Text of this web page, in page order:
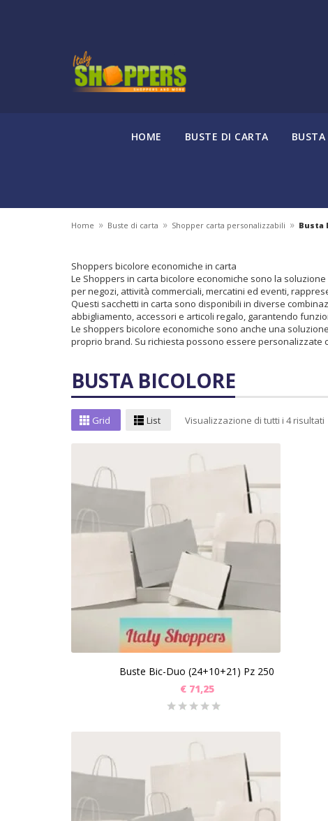
HOME BUSTE DI CARTA
Home » Buste di carta » Shopper carta personalizzabili » Busta
Shoppers bicolore economiche in carta
Le Shoppers in carta bicolore economiche sono la
per negozi, attività commerciali, mercatini ed eventi,
Questi sacchetti in carta sono disponibili in diverse
abbigliamento, accessori e articoli regalo, garantendo
Le shoppers bicolore economiche sono anche una
proprio brand. Su richiesta possono essere personalizzate
BUSTA BICOLORE
Grid List Visualizzazione di tutti i 4 risultati
Buste Bic-Duo (24+10+21) Pz 250
€71,25